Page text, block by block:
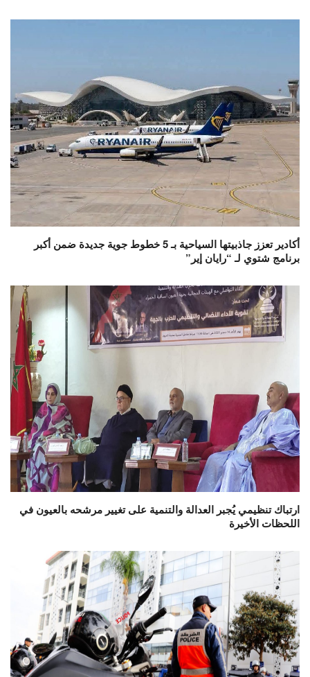
أكادير تعزز جاذبيتها السياحية بـ 5 خطوط جوية جديدة ضمن أكبر
برنامج شتوي لـ “رايان إير”
ارتباك تنظيمي يُجبر العدالة والتنمية على تغيير مرشحه بالعيون في
اللحظات الأخيرة